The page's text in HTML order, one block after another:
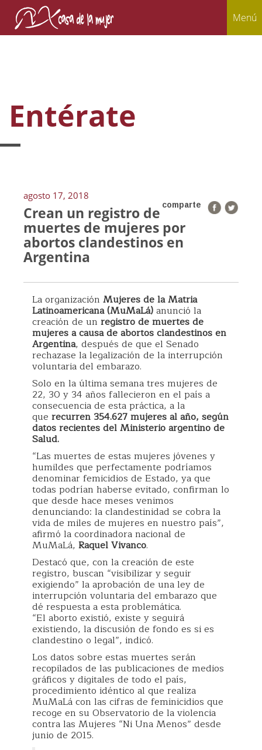
Menú
Entérate
agosto 17, 2018
comparte
Crean un registro de
muertes de mujeres por
abortos clandestinos en
Argentina
La organización Mujeres de la Matria
Latinoamericana (MuMaLá)anunció la
creación de un registro de muertes de
mujeres a causa de abortos clandestinos en
Argentina, después de que el Senado
rechazase la legalización de la interrupción
voluntaria del embarazo.
Solo en la última semana tres mujeres de
22, 30 y 34 años fallecieron en el país a
consecuencia de esta práctica, a la
que recurren 354.627 mujeres al año, según
datos recientes del Ministerio argentino de
Salud.
“Las muertes de estas mujeres jóvenes y
humildes que perfectamente podríamos
denominar femicidios de Estado, ya que
todas podrían haberse evitado, confirman lo
que desde hace meses venimos
denunciando: la clandestinidad se cobra la
vida de miles de mujeres en nuestro país”,
afirmó la coordinadora nacional de
MuMaLá, Raquel Vivanco.
Destacó que, con la creación de este
registro, buscan “visibilizar y seguir
exigiendo” la aprobación de una ley de
interrupción voluntaria del embarazo que
dé respuesta a esta problemática.
“El aborto existió, existe y seguirá
existiendo, la discusión de fondo es si es
clandestino o legal”, indicó.
Los datos sobre estas muertes serán
recopilados de las publicaciones de medios
gráficos y digitales de todo el país,
procedimiento idéntico al que realiza
MuMaLá con las cifras de feminicidios que
recoge en su Observatorio de la violencia
contra las Mujeres “Ni Una Menos” desde
junio de 2015.